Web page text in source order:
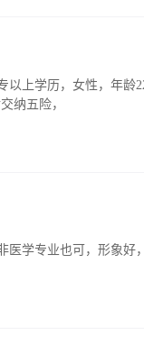
以上学历，女性，年龄
纳五险，
医学专业也可，形象好